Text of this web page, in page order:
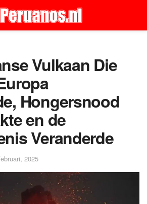
Vulkaan Die
Hongersnood
en de
Veranderde
2025